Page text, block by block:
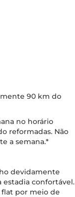
90 km do
no horário
reformadas. Não
a semana.*
devidamente
estadia confortável.
flat por meio de